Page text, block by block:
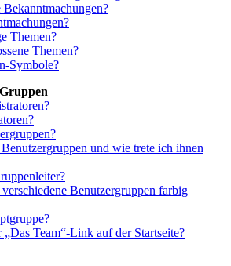
Themen?
Themen?
Symbole?
und wie trete ich ihnen
Benutzergruppen farbig
„Das Team“-Link auf der Startseite?